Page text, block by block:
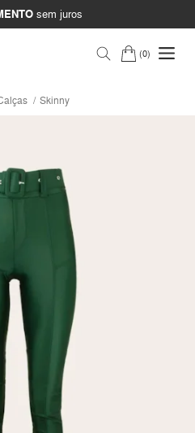
sem juros
0
Skinny